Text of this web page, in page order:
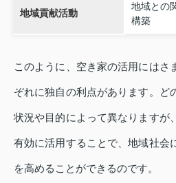
地域貢献活動
地域との
構築
このように、空き家の活用にはさ
ぞれに独自の利点があります。ど
状況や目的によって異なりますが
有効に活用することで、地域社会
を高めることができるのです。